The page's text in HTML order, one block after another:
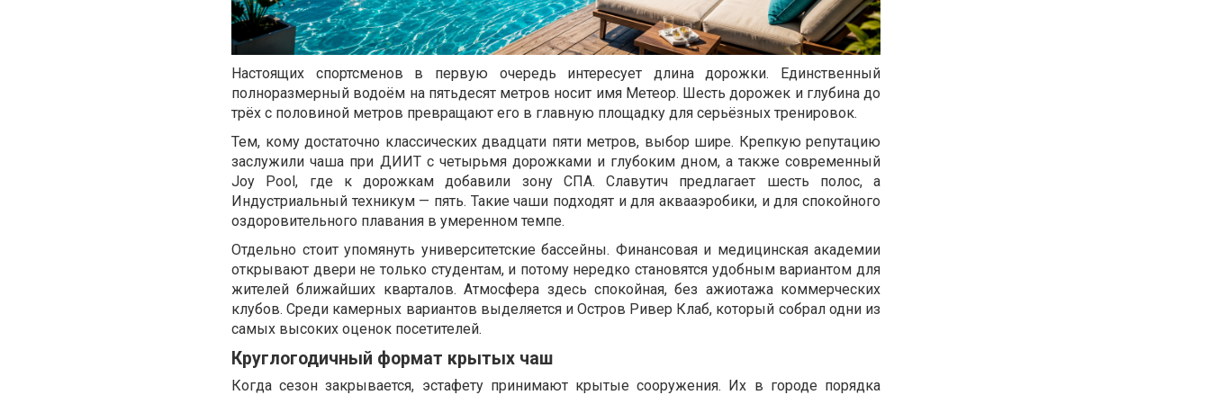
Настоящих спортсменов в первую очередь интересует длина дорожки. Единственный
полноразмерный водоём на пятьдесят метров носит имя Метеор. Шесть дорожек и глубина до
трёх с половиной метров превращают его в главную площадку для серьёзных тренировок.
Тем, кому достаточно классических двадцати пяти метров, выбор шире. Крепкую репутацию
заслужили чаша при ДИИТ с четырьмя дорожками и глубоким дном, а также современный
Joy Pool, где к дорожкам добавили зону СПА. Славутич предлагает шесть полос, а
Индустриальный техникум — пять. Такие чаши подходят и для аквааэробики, и для спокойного
оздоровительного плавания в умеренном темпе.
Отдельно стоит упомянуть университетские бассейны. Финансовая и медицинская академии
открывают двери не только студентам, и потому нередко становятся удобным вариантом для
жителей ближайших кварталов. Атмосфера здесь спокойная, без ажиотажа коммерческих
клубов. Среди камерных вариантов выделяется и Остров Ривер Клаб, который собрал одни из
самых высоких оценок посетителей.
Круглогодичный формат крытых чаш
Когда сезон закрывается, эстафету принимают крытые сооружения. Их в городе порядка